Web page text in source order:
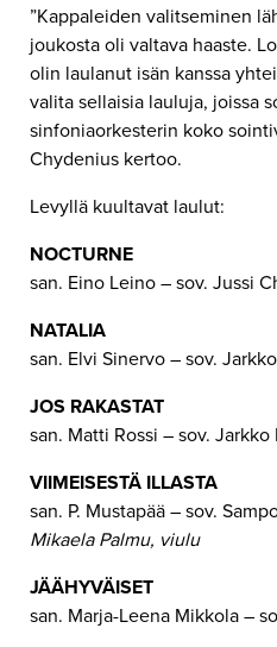
”Kappaleiden valitseminen
joukosta oli valtava haaste.
olin laulanut isän kanssa
valita sellaisia lauluja, joissa
sinfoniaorkesterin koko
Chydenius kertoo.
Levyllä kuultavat laulut:
NOCTURNE
san. Eino Leino – sov. Jussi
NATALIA
san. Elvi Sinervo – sov.
JOS RAKASTAT
san. Matti Rossi – sov.
VIIMEISESTÄ ILLASTA
san. P. Mustapää – sov.
Mikaela Palmu, viulu
JÄÄHYVÄISET
san. Marja-Leena Mikkola –